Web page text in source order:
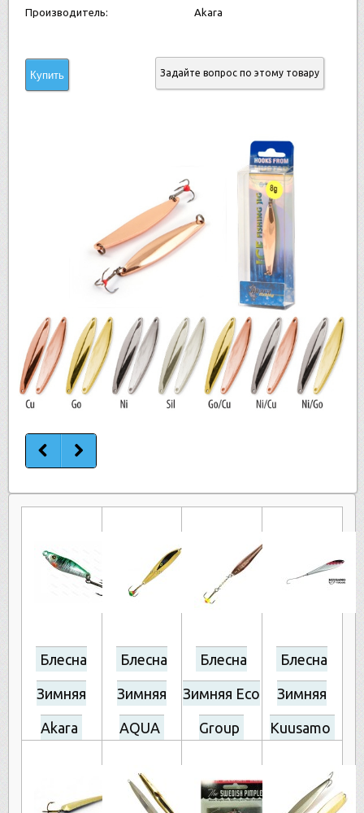
Производитель: Akara
Задайте вопрос по этому товару
Блесна
Зимняя
Akara
Блесна
Зимняя
AQUA
Блесна
Зимняя Eco
Group
Блесна
Зимняя
Kuusamo